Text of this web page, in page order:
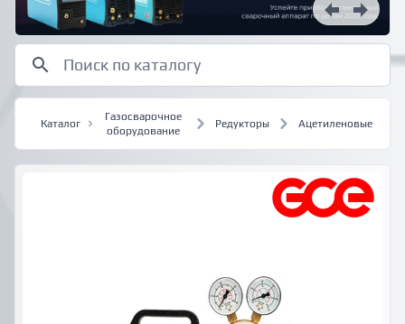
Каталог
Газосварочное
оборудование
Редукторы Ацетиленовые